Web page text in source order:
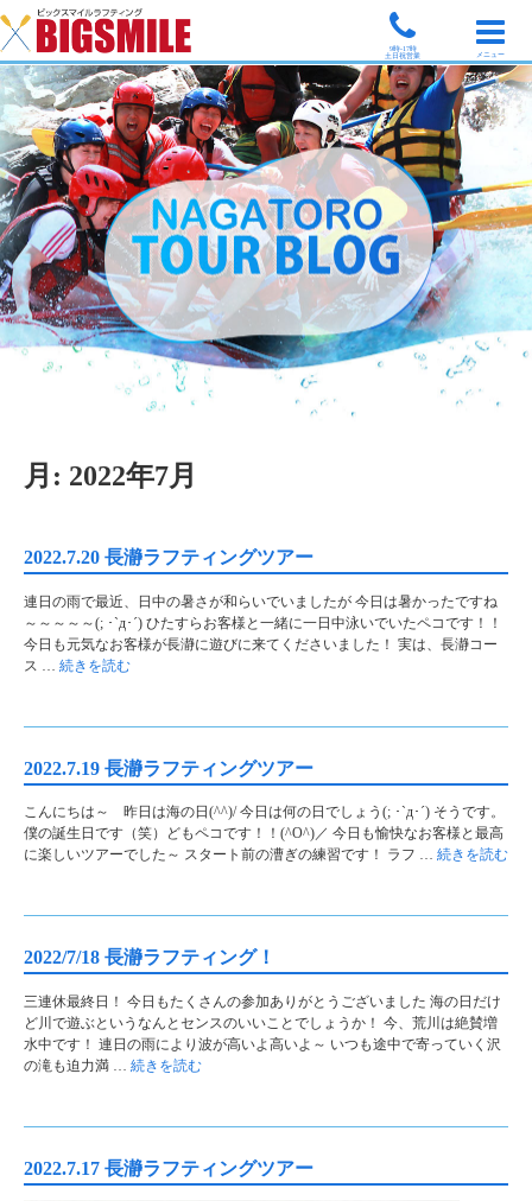
9時-17時
土日祝営業
メニュー
月: 2022年7月
2022.7.20 長瀞ラフティングツアー
連日の雨で最近、日中の暑さが和らいでいましたが 今日は暑かったですね
～～～～～(; ･`д･´) ひたすらお客様と一緒に一日中泳いでいたペコです！！
今日も元気なお客様が長瀞に遊びに来てくださいました！ 実は、長瀞コー
ス … 続きを読む
2022.7.19 長瀞ラフティングツアー
こんにちは～ 昨日は海の日(^^)/ 今日は何の日でしょう(; ･`д･´) そうです。
僕の誕生日です（笑）どもペコです！！(^O^)／ 今日も愉快なお客様と最高
に楽しいツアーでした～ スタート前の漕ぎの練習です！ ラフ … 続きを読む
2022/7/18 長瀞ラフティング！
三連休最終日！ 今日もたくさんの参加ありがとうございました 海の日だけ
ど川で遊ぶというなんとセンスのいいことでしょうか！ 今、荒川は絶賛増
水中です！ 連日の雨により波が高いよ高いよ～ いつも途中で寄っていく沢
の滝も迫力満 … 続きを読む
2022.7.17 長瀞ラフティングツアー